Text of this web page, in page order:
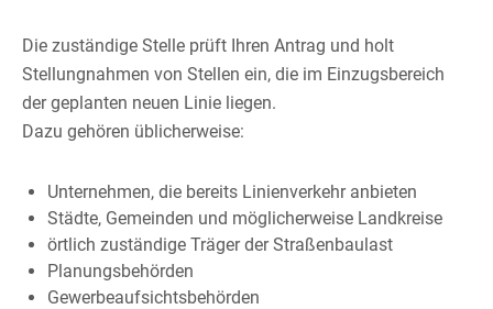
Die zuständige Stelle prüft Ihren Antrag und holt
Stellungnahmen von Stellen ein, die im Einzugsbereich
der geplanten neuen Linie liegen.
Dazu gehören üblicherweise:
Unternehmen, die bereits Linienverkehr anbieten
Städte, Gemeinden und möglicherweise Landkreise
örtlich zuständige Träger der Straßenbaulast
Planungsbehörden
Gewerbeaufsichtsbehörden